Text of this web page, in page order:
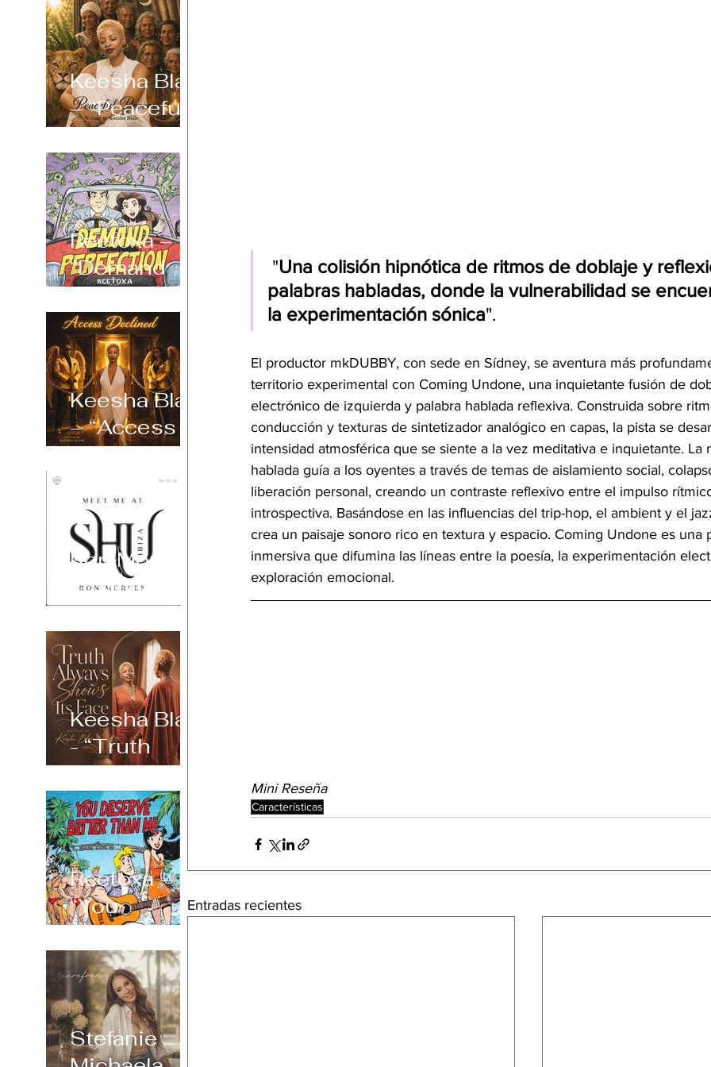
Keesha Blair
– “Peaceful
Power”
Reetoxa –
“Demand
Perfection”
Keesha Blair
– “Access
Declined”
Ron Morven
– “Meet Me
at Shu Ibiza”
Keesha Blair
- “Truth
Always
Shows Its
Face”
Reetoxa –
“You
Deserve
Better Than
Me”
Stefanie
"Una colisión hipnótica de ritmos de doblaje y
palabras habladas, donde la vulnerabilidad se
la experimentación sónica".
El productor mkDUBBY, con sede en Sídney, se aventura más
territorio experimental con Coming Undone, una inquietante fusión de
electrónico de izquierda y palabra hablada reflexiva. Construida sobre
conducción y texturas de sintetizador analógico en capas, la pista se
intensidad atmosférica que se siente a la vez meditativa e inquietante. La
hablada guía a los oyentes a través de temas de aislamiento social,
liberación personal, creando un contraste reflexivo entre el impulso
introspectiva. Basándose en las influencias del trip-hop, el ambient y el
crea un paisaje sonoro rico en textura y espacio. Coming Undone es una
inmersiva que difumina las líneas entre la poesía, la experimentación
exploración emocional.
Mini Reseña
Características
Entradas recientes